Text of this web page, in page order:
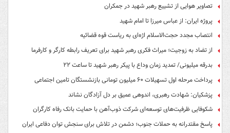
تصاویر هوایی از تشییع رهبر شهید در جمکران
پروژه ایران: از عباس میرزا تا امام شهید
انتصاب مجدد حجت‌الاسلام اژه‌ای به ریاست قوه‌ قضائیه
از تضاد به زوجیت؛ میراث فکری رهبر شهید برای تعریف رابطه کارگر و کارفرما
بدرقه میلیونی/ تمدید زمان وداع با پیکر رهبر شهید تا ساعت ۲۲
پرداخت مرحله اول تسهیلات ۶۰ میلیون تومانی بازنشستگان تامین اجتماعی
پزشکیان: شهادت رهبری، اندوهی عمیق بر دل آزادگان نشاند
شکوفایی ظرفیت‌های توسعه‌ای شرکت ذوب‌آهن با حمایت‌ بانک رفاه کارگران
پاسخ مقتدرانه به حملات جنوب؛ دشمن در تلاش برای سنجش توان دفاعی ایران